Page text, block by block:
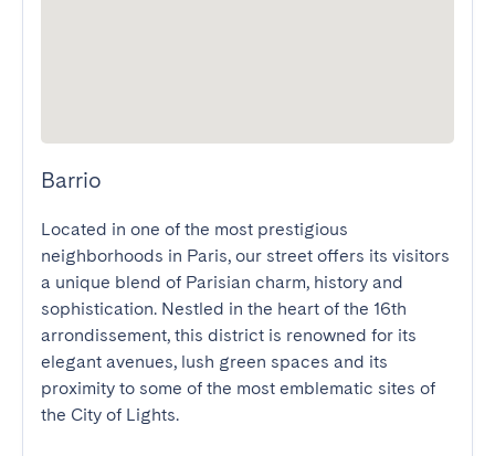
Barrio
Located in one of the most prestigious
neighborhoods in Paris, our street offers its visitors
a unique blend of Parisian charm, history and
sophistication. Nestled in the heart of the 16th
arrondissement, this district is renowned for its
elegant avenues, lush green spaces and its
proximity to some of the most emblematic sites of
the City of Lights.